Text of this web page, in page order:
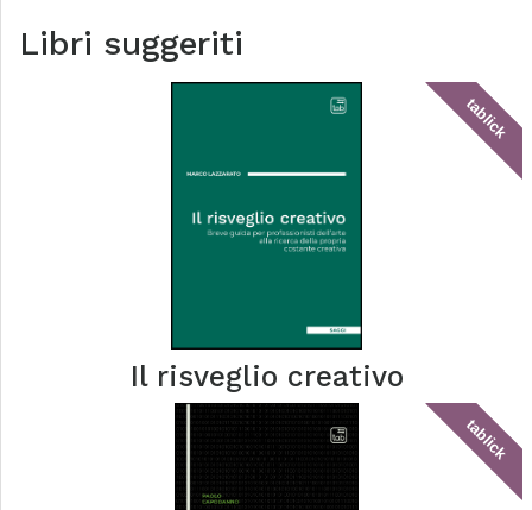
Libri suggeriti
tablick
Il risveglio creativo
tablick